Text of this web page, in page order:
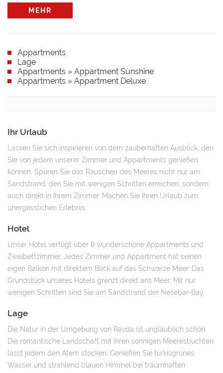
MEHR
Appartments
Lage
Appartments » Appartment Sunshine
Appartments » Appartment Deluxe
Ihr Urlaub
Lassen Sie sich inspirieren von dem zauberhaften Ausblick, den
Sie von jedem unserer Zimmer und Appartments genießen
können. Spüren Sie das Rauschen des Meeres nicht nur am
Sandstrand, den Sie mit wenigen Schritten erreichen, sondern
auch direkt in Ihrem Zimmer. Machen Sie Ihren Urlaub zum
unergesslichen Erlebnis.
Hotel
Unser Hotel verfügt über 8 wunderschöne Appartments und
Zweibettzimmer. Jedes Zimmer und Appartment hat seinen
eigen Balkon mit direktem Blick auf das Schwarze Meer. Das
Grundstück unseres Hotels grenzt direkt ans Meer. Mit nur
wenigen Schritten sind Sie am Sandstrand der Nesebar-Bay.
Lage
Die Natur in der Umgebung von Ravda ist unglaublich schön.
Die romantische Landschaft mit ihren sonnigen Meeresbuchten
lässt jedem den Atem stocken. Genießen Sie türkisgrünes
Wasser und strahlend blauen Himmel bei traumhaften